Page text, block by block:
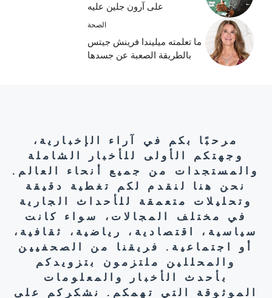
على آرون جلين عليه
الصحة
ما تعلمته ميليندا فرينش جيتس
بالطريقة الصعبة عن جسدها
مرحبًا بكم في آراء الإخبارية،
وجهتكم الأولى للأخبار الشاملة
والمستجدات من جميع أنحاء العالم.
نحن هنا لنقدم لكم تغطية دقيقة
وتحليلات متعمقة للأحداث الجارية
في مختلف المجالات، سواء كانت
سياسية، اقتصادية، رياضية، ثقافية،
أو اجتماعية. فريقنا من الصحفيين
والمحللين ملتزمون بتزويدكم
بأحدث الأخبار والمعلومات
الموثوقة التي تهمكم. نشكركم على